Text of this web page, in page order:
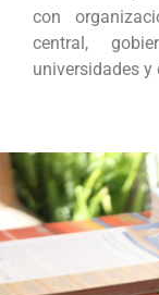
con
central,
universidades y